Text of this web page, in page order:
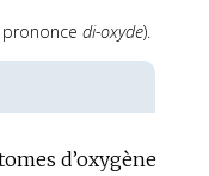
di-oxyde).
d’oxygène